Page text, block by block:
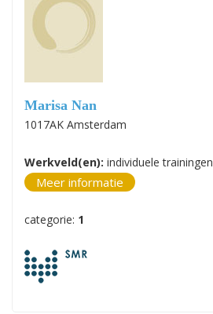
Marisa Nan
1017AK Amsterdam
Werkveld(en): individuele trainingen
Meer informatie
categorie: 1